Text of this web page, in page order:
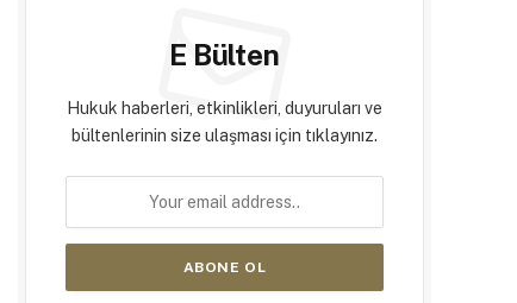
E Bülten
Hukuk haberleri, etkinlikleri, duyuruları ve
bültenlerinin size ulaşması için tıklayınız.